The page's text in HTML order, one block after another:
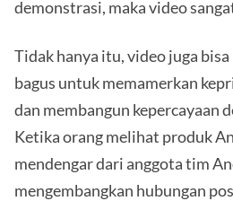
demonstrasi, maka video
Tidak hanya itu, video juga
bagus untuk memamerkan
dan membangun kepercayaan
Ketika orang melihat produk
mendengar dari anggota tim
mengembangkan hubungan